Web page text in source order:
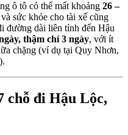
ô tô có thể mất khoảng 26 –
sức khỏe cho tài xế cũng
đường dài liên tỉnh đến Hậu
thậm chí 3 ngày, với ít
chặng (ví dụ tại Quy Nhơn,
chỗ đi Hậu Lộc,